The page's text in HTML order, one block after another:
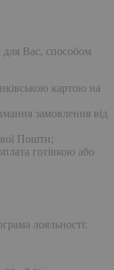
для Вас, способом
картою на
замовлення від
Пошти;
готівкою або
лояльності: